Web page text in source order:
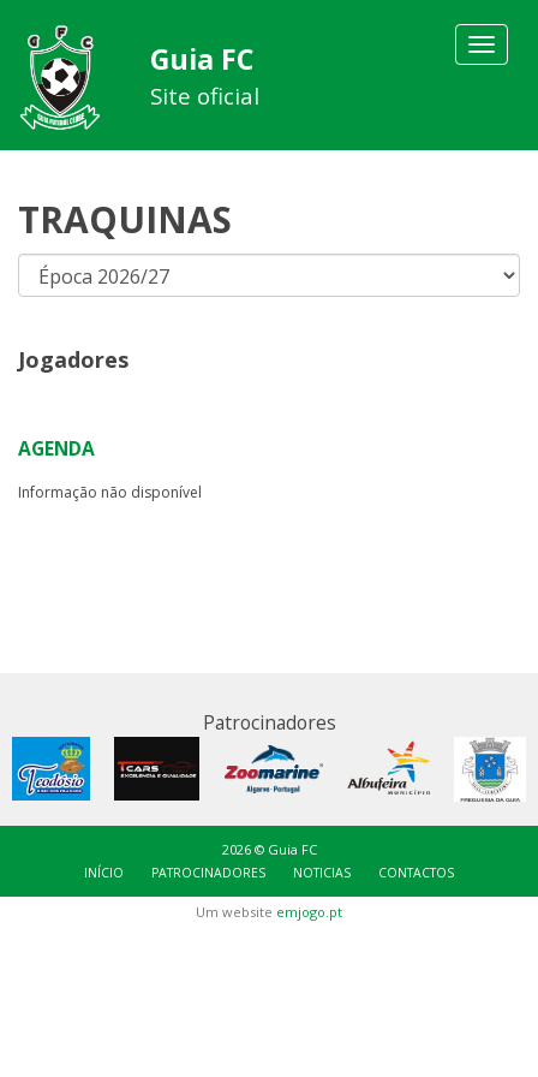
Toggle
Guia FC
Site oficial
TRAQUINAS
Jogadores
AGENDA
Informação não disponível
Patrocinadores
2026 © Guia FC
INÍCIO PATROCINADORES NOTICIAS CONTACTOS
Um website emjogo.pt